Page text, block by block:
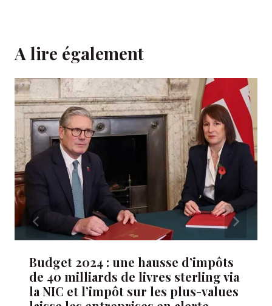
A lire également
Budget 2024 : une hausse d’impôts
de 40 milliards de livres sterling via
la NIC et l’impôt sur les plus-values ​​